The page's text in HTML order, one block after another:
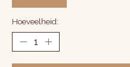
Hoeveelheid: